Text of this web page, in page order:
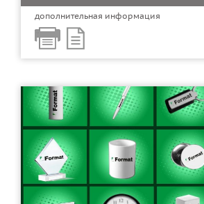
дополнительная информация